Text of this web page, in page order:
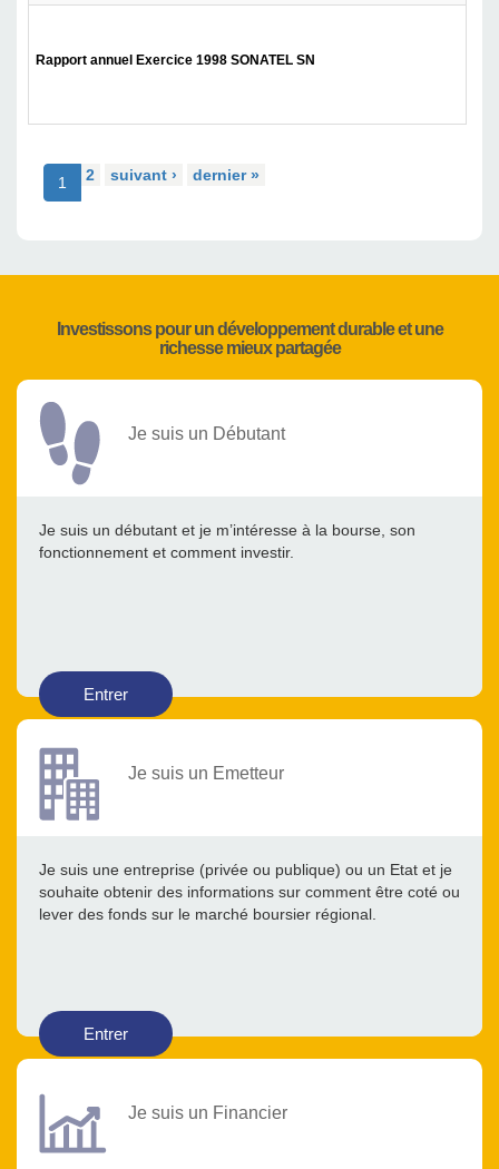
Rapport annuel Exercice 1998 SONATEL SN
1 2 suivant › dernier »
Investissons pour un développement durable et une
richesse mieux partagée
Je suis un Débutant
Je suis un débutant et je m’intéresse à la bourse, son
fonctionnement et comment investir.
Entrer
Je suis un Emetteur
Je suis une entreprise (privée ou publique) ou un Etat et je
souhaite obtenir des informations sur comment être coté ou
lever des fonds sur le marché boursier régional.
Entrer
Je suis un Financier